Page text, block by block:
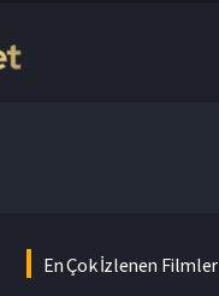
En Çok İzlenen Filmler